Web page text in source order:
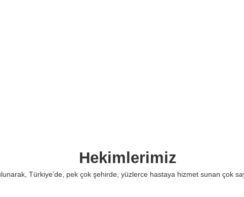
Hekimlerimiz
Türkiye’de, pek çok şehirde, yüzlerce hastaya hizmet sunan çok